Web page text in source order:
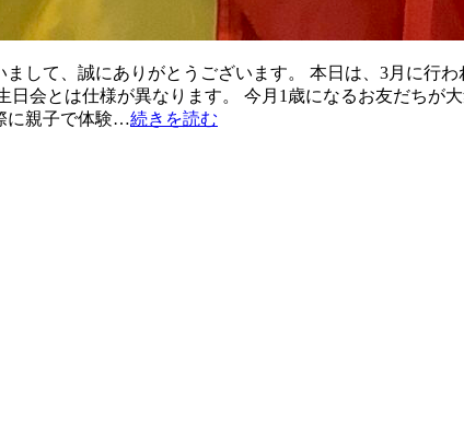
して、誠にありがとうございます。 本日は、3月に行
会とは仕様が異なります。 今月1歳になるお友だちが
に親子で体験…続きを読む